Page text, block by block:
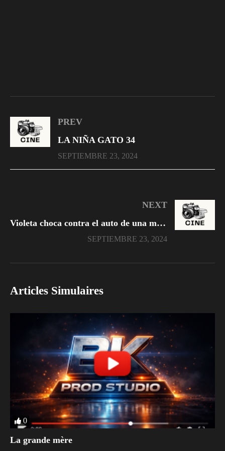
PREV
LA NIÑA GATO 34
SEPTIEMBRE 23, 2024
NEXT
Violeta choca contra el auto de una mujer 2
SEPTIEMBRE 23, 2024
Articles Simulaires
0
La grande mère